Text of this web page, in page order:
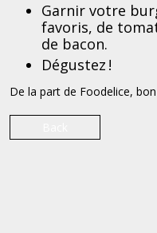
Garnir votre
favoris, de
de bacon.
Dégustez !
De la part de Foodelice,